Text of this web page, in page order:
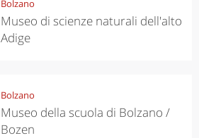
Bolzano
Museo di scienze naturali dell'alto
Adige
Bolzano
Museo della scuola di Bolzano /
Bozen